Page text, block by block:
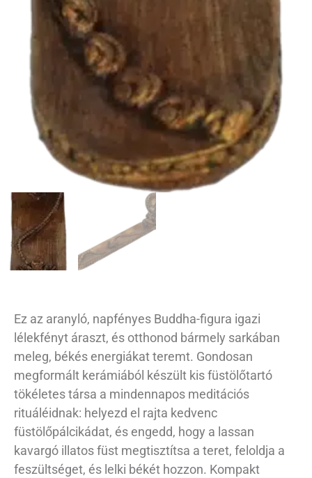
Ez az aranyló, napfényes Buddha-figura igazi
lélekfényt áraszt, és otthonod bármely sarkában
meleg, békés energiákat teremt. Gondosan
megformált kerámiából készült kis füstölőtartó
tökéletes társa a mindennapos meditációs
rituáléidnak: helyezd el rajta kedvenc
füstölőpálcikádat, és engedd, hogy a lassan
kavargó illatos füst megtisztítsa a teret, feloldja a
feszültséget, és lelki békét hozzon. Kompakt